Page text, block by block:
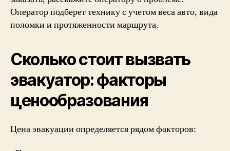
Оператор подберет технику с учетом веса авто, вида
поломки и протяженности маршрута.
Сколько стоит вызвать
эвакуатор: факторы
ценообразования
Цена эвакуации определяется рядом факторов: